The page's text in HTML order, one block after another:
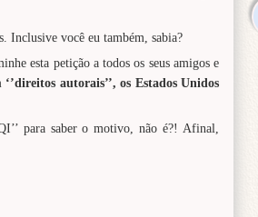
Inclusive você eu também, sabia?
esta petição a todos os seus amigos e
autorais’’, os Estados Unidos
para saber o motivo, não é?! Afinal,